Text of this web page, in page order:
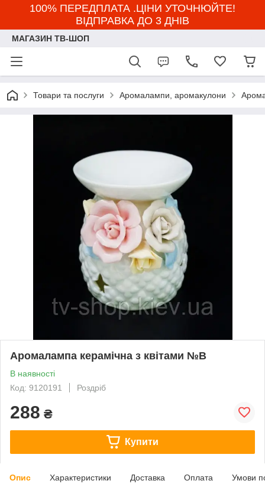
100% ПЕРЕДПЛАТА .ЦІНИ УТОЧНЮЙТЕ!
ВІДПРАВКА ДО 3 ДНІВ
МАГАЗИН ТВ-ШОП
Товари та послуги Аромалампи, аромакулони
Аромалампа керамічна з квітами №В
В наявності
Код: 9120191
Роздріб
288 ₴
Купити
Опис Характеристики Доставка Оплата Умови